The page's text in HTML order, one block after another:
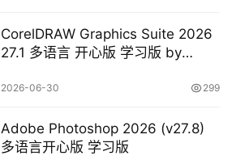
CorelDRAW Graphics Suite 2026
27.1 多语言 开心版 学习版 by
2026-06-30 299
Adobe Photoshop 2026 (v27.8)
多语言开心版 学习版